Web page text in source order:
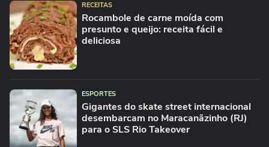
RECEITAS
Rocambole de carne moída com
presunto e queijo: receita fácil e
deliciosa
ESPORTES
Gigantes do skate street internacional
desembarcam no Maracanãzinho (RJ)
para o SLS Rio Takeover